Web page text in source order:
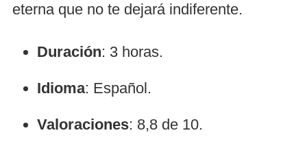
eterna que no te dejará indiferente.
Duración: 3 horas.
Idioma: Español.
Valoraciones: 8,8 de 10.